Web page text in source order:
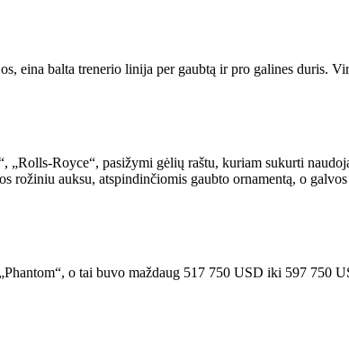
eina balta trenerio linija per gaubtą ir pro galines duris.
Royce“, pasižymi gėlių raštu, kuriam sukurti
rožiniu auksu, atspindinčiomis gaubto ornamentą, o
o tai buvo maždaug 517 750 USD iki 597 750